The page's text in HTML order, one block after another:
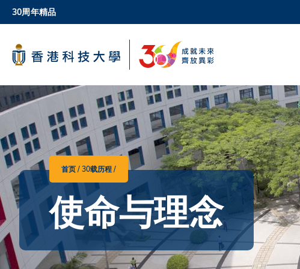
Skip
to
content
科大新闻
30周年精品
面
包
屑
首页 30载历程
使命与理念